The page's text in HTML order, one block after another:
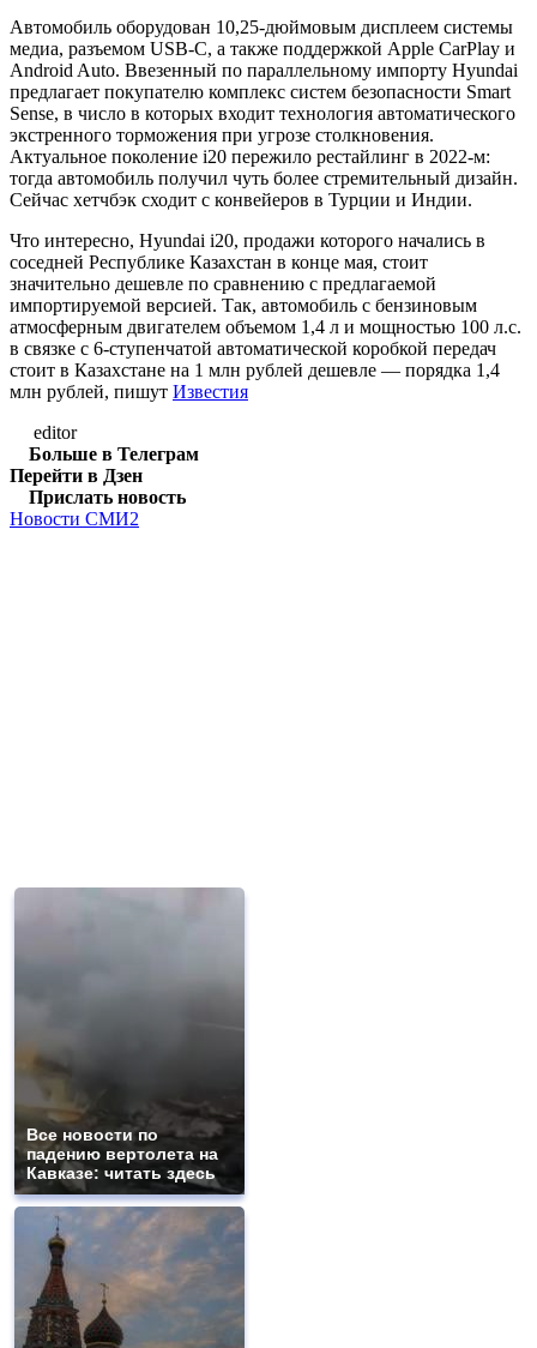
Автомобиль оборудован 10,25-дюймовым дисплеем системы
медиа, разъемом USB-C, а также поддержкой Apple CarPlay и
Android Auto. Ввезенный по параллельному импорту Hyundai
предлагает покупателю комплекс систем безопасности Smart
Sense, в число в которых входит технология автоматического
экстренного торможения при угрозе столкновения.
Актуальное поколение i20 пережило рестайлинг в 2022-м:
тогда автомобиль получил чуть более стремительный дизайн.
Сейчас хетчбэк сходит с конвейеров в Турции и Индии.
Что интересно, Hyundai i20, продажи которого начались в
соседней Республике Казахстан в конце мая, стоит
значительно дешевле по сравнению с предлагаемой
импортируемой версией. Так, автомобиль с бензиновым
атмосферным двигателем объемом 1,4 л и мощностью 100 л.с.
в связке с 6-ступенчатой автоматической коробкой передач
стоит в Казахстане на 1 млн рублей дешевле ― порядка 1,4
млн рублей, пишут Известия
editor
Больше в Телеграм
Перейти в Дзен
Прислать новость
Новости СМИ2
Все новости по
падению вертолета на
Кавказе: читать здесь